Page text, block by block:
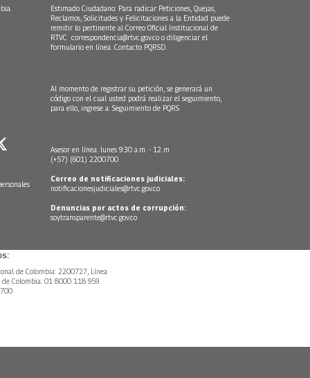
Estimado Ciudadano: Para radicar Peticiones, Quejas,
Reclamos, Solicitudes y Felicitaciones a la Entidad puede
remitir lo pertinente al Correo Oficial Institucional de
RTVC correspondencia@rtvc.gov.co o diligenciar el
formulario en línea: Contacto PQRSD.
Al momento de registrar su petición, se generará un
código con el cual usted podrá realizar el seguimiento,
para ello, ingrese a: Seguimiento de PQRS
Asesor en línea: lunes 9:30 a.m. - 12 m
(+57) (601) 2200700
Correo de notificaciones judiciales:
notificacionesjudiciales@rtvc.gov.co
Denuncias por actos de corrupción:
soytransparente@rtvc.gov.co
de Colombia: 2200727, Línea
Colombia: 01 8000 118 959.